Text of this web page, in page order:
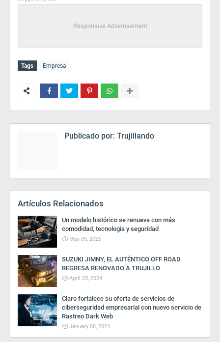
Responsive Advertisement
Tags Empresa
Publicado por: Trujillando
Artículos Relacionados
Un modelo histórico se renueva con más
comodidad, tecnología y seguridad
May 05, 2025
SUZUKI JIMNY, EL AUTÉNTICO OFF ROAD
REGRESA RENOVADO A TRUJILLO
April 25, 2024
Claro fortalece su oferta de servicios de
ciberseguridad empresarial con nuevo servicio de
Rastreo Dark Web
January 08, 2024